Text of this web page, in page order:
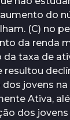
do
(C) no
da renda
da taxa de
resultou
jovens
Ativa,
dos